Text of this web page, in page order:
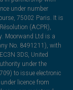
under number
75002 Paris. It is
(ACPR),
Moorwand Ltd is a
No. 8491211), with
3DS, United
under the
to issue electronic
licence from